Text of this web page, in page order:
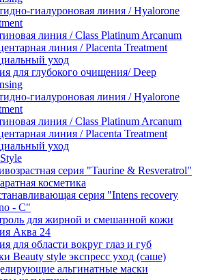
гиалуроновая линия / Hyalorone
линия / Class Platinum Arcanum
линия / Placenta Treatment
уход
для глубокого очищения/ Deep
гиалуроновая линия / Hyalorone
линия / Class Platinum Arcanum
линия / Placenta Treatment
уход
серия "Taurine & Resveratrol"
косметика
серия "Intens recovery
- C"
для жирной и смешанной кожи
Аква 24
для области вокруг глаз и губ
Beauty style экспресс уход (саше)
альгинатные маски